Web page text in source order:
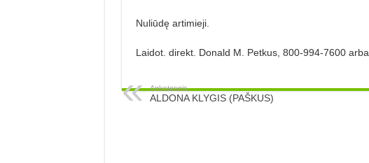
Nuliūdę artimieji.
Laidot. direkt. Donald M. Petkus, 800-994-7600 arba
Ankstesnis
ALDONA KLYGIS (PAŠKUS)